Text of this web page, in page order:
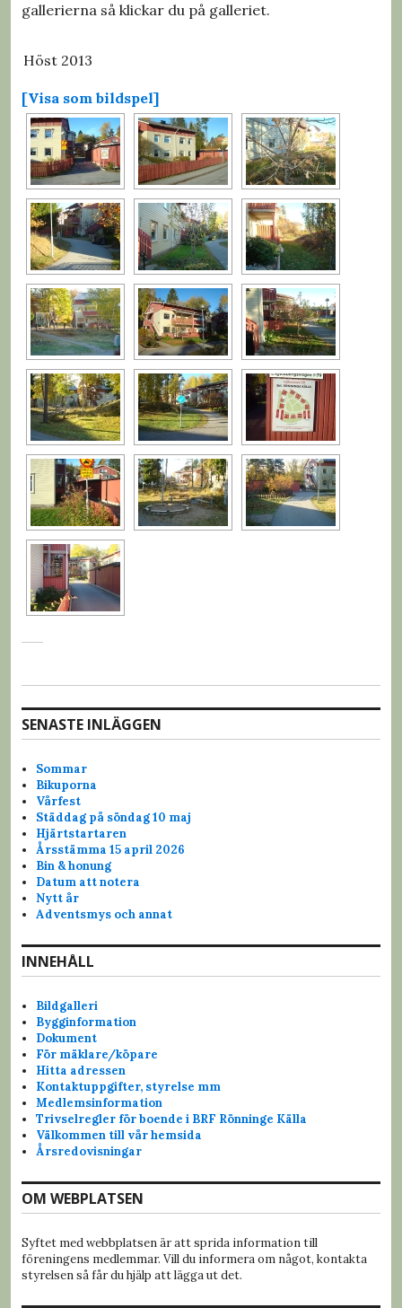
gallerierna så klickar du på galleriet.
Höst 2013
[Visa som bildspel]
SENASTE INLÄGGEN
Sommar
Bikuporna
Vårfest
Städdag på söndag 10 maj
Hjärtstartaren
Årsstämma 15 april 2026
Bin & honung
Datum att notera
Nytt år
Adventsmys och annat
INNEHÅLL
Bildgalleri
Bygginformation
Dokument
För mäklare/köpare
Hitta adressen
Kontaktuppgifter, styrelse mm
Medlemsinformation
Trivselregler för boende i BRF Rönninge Källa
Välkommen till vår hemsida
Årsredovisningar
OM WEBPLATSEN
Syftet med webbplatsen är att sprida information till
föreningens medlemmar. Vill du informera om något, kontakta
styrelsen så får du hjälp att lägga ut det.